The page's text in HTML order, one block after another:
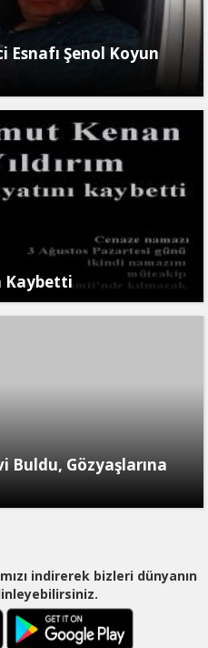
Esnafı Şenol Koyun
Kaybetti
Buldu, Gözyaşlarına
indirerek bizleri dünyanın